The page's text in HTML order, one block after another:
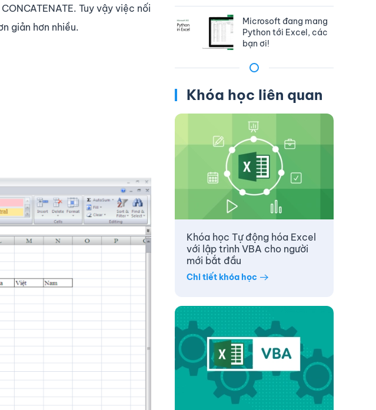
Tuy vậy việc nối
giản hơn nhiều.
Microsoft đang mang
Python tới Excel, các
bạn ơi!
Khóa học liên quan
Khóa học Tự động hóa Excel
với lập trình VBA cho người
mới bắt đầu
Chi tiết khóa học